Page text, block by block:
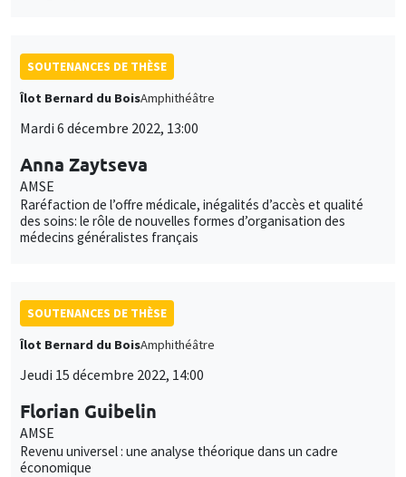
SOUTENANCES DE THÈSE
Îlot Bernard du BoisAmphithéâtre
Mardi 6 décembre 2022, 13:00
Anna Zaytseva
AMSE
Raréfaction de l’offre médicale, inégalités d’accès et qualité
des soins: le rôle de nouvelles formes d’organisation des
médecins généralistes français
SOUTENANCES DE THÈSE
Îlot Bernard du BoisAmphithéâtre
Jeudi 15 décembre 2022, 14:00
Florian Guibelin
AMSE
Revenu universel : une analyse théorique dans un cadre
économique